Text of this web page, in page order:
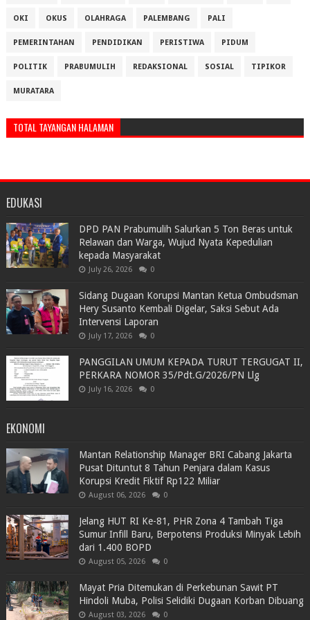
OKI OKUS OLAHRAGA PALEMBANG PALI
PEMERINTAHAN PENDIDIKAN PERISTIWA PIDUM
POLITIK PRABUMULIH REDAKSIONAL SOSIAL TIPIKOR
MURATARA
TOTAL TAYANGAN HALAMAN
EDUKASI
DPD PAN Prabumulih Salurkan 5 Ton Beras untuk
Relawan dan Warga, Wujud Nyata Kepedulian
kepada Masyarakat
July 26, 2026 0
Sidang Dugaan Korupsi Mantan Ketua Ombudsman
Hery Susanto Kembali Digelar, Saksi Sebut Ada
Intervensi Laporan
July 17, 2026 0
PANGGILAN UMUM KEPADA TURUT TERGUGAT II,
PERKARA NOMOR 35/Pdt.G/2026/PN Llg
July 16, 2026 0
EKONOMI
Mantan Relationship Manager BRI Cabang Jakarta
Pusat Dituntut 8 Tahun Penjara dalam Kasus
Korupsi Kredit Fiktif Rp122 Miliar
August 06, 2026 0
Jelang HUT RI Ke-81, PHR Zona 4 Tambah Tiga
Sumur Infill Baru, Berpotensi Produksi Minyak Lebih
dari 1.400 BOPD
August 05, 2026 0
Mayat Pria Ditemukan di Perkebunan Sawit PT
Hindoli Muba, Polisi Selidiki Dugaan Korban Dibuang
August 03, 2026 0